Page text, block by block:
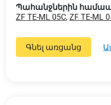
Պահանջներին
ZF TE-ML 05C, ZF TE-ML
Գնել առցանց